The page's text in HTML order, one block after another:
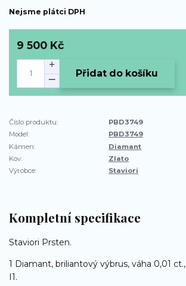
Nejsme plátci DPH
9 500 Kč
Přidat do košíku
Číslo produktu:
PBD3749
Model:
PBD3749
Kámen:
Diamant
Kov:
Zlato
Výrobce:
Staviori
Kompletní specifikace
Staviori Prsten.
1 Diamant, briliantový výbrus, váha 0,01
I1.